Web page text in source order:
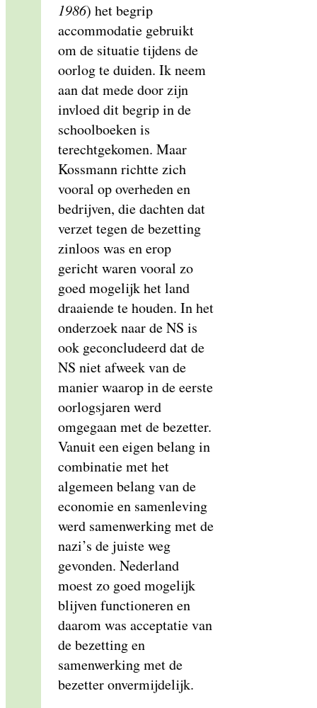
1986) het begrip
accommodatie gebruikt
om de situatie tijdens de
oorlog te duiden. Ik neem
aan dat mede door zijn
invloed dit begrip in de
schoolboeken is
terechtgekomen. Maar
Kossmann richtte zich
vooral op overheden en
bedrijven, die dachten dat
verzet tegen de bezetting
zinloos was en erop
gericht waren vooral zo
goed mogelijk het land
draaiende te houden. In het
onderzoek naar de NS is
ook geconcludeerd dat de
NS niet afweek van de
manier waarop in de eerste
oorlogsjaren werd
omgegaan met de bezetter.
Vanuit een eigen belang in
combinatie met het
algemeen belang van de
economie en samenleving
werd samenwerking met de
nazi’s de juiste weg
gevonden. Nederland
moest zo goed mogelijk
blijven functioneren en
daarom was acceptatie van
de bezetting en
samenwerking met de
bezetter onvermijdelijk.